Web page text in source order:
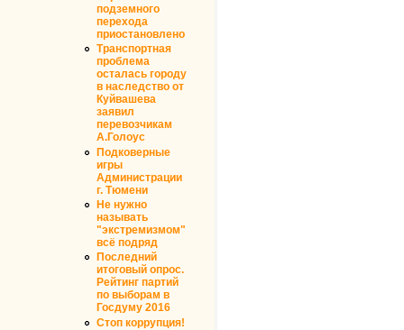
подземного
перехода
приостановлено
Транспортная
проблема
осталась городу
в наследство от
Куйвашева
заявил
перевозчикам
А.Голоус
Подковерные
игры
Администрации
г. Тюмени
Не нужно
называть
"экстремизмом"
всё подряд
Последний
итоговый опрос.
Рейтинг партий
по выборам в
Госдуму 2016
Стоп коррупция!